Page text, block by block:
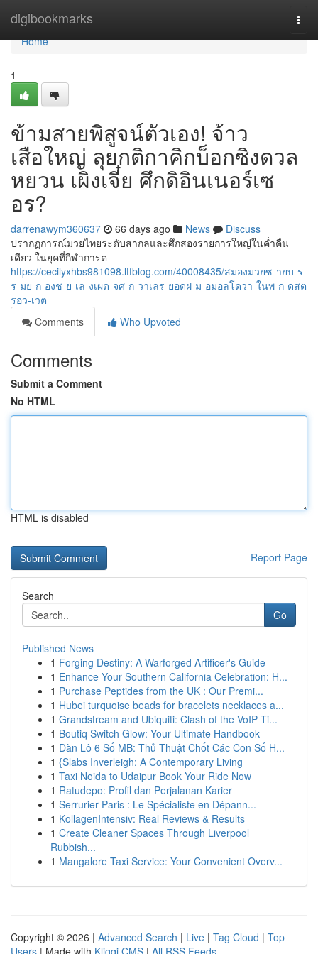
digibookmarks
Home
Home
1
ข้ามสายพิสูจน์ตัวเอง! จ้าว
เสือใหญ่ ลุยกติกาคิกบ็อกซิงดวล
หยวน เผิงเจี๋ย ศึกดิอินเนอร์เซ
อร?
darrenawym360637 66 days ago News
Discuss
ปรากฏการณ์มวยไทยระดับสากลและศึกสองรายการใหญ่ในค่ำคืน
เดียว ในยุคที่กีฬาการต
https://cecilyxhbs981098.ltfblog.com/40008435/สมองมวยซ-ายบ-ร-
ร-มย-ก-องช-ย-เล-งเผด-จศ-ก-วาเลร-ยอดฝ-ม-อมอลโดวา-ในพ-ก-ดสต
รอว-เวต
Comments
Who Upvoted
Comments
Submit a Comment
No HTML
HTML is disabled
Report Page
Search
Go
Published News
1 Forging Destiny: A Warforged Artificer's Guide
1 Enhance Your Southern California Celebration: H...
1 Purchase Peptides from the UK : Our Premi...
1 Hubei turquoise beads for bracelets necklaces a...
1 Grandstream and Ubiquiti: Clash of the VoIP Ti...
1 Boutiq Switch Glow: Your Ultimate Handbook
1 Dàn Lô 6 Số MB: Thủ Thuật Chốt Các Con Số H...
1 {Slabs Inverleigh: A Contemporary Living
1 Taxi Noida to Udaipur Book Your Ride Now
1 Ratudepo: Profil dan Perjalanan Karier
1 Serrurier Paris : Le Spécialiste en Dépann...
1 KollagenIntensiv: Real Reviews & Results
1 Create Cleaner Spaces Through Liverpool
Rubbish...
1 Mangalore Taxi Service: Your Convenient Overv...
Copyright © 2026 | Advanced Search | Live | Tag Cloud | Top
Users | Made with Kliqqi CMS | All RSS Feeds